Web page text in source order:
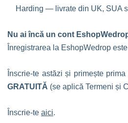
Harding — livrate din UK, SUA
Nu ai încă un cont
Înregistrarea la EshopWedrop
Înscrie-te astăzi și primește
GRATUITĂ (se aplică Termeni și
Înscrie-te aici.